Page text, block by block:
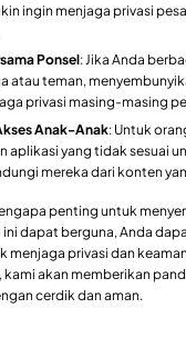
ingin menjaga privasi
Ponsel: Jika Anda
atau teman,
privasi masing-masing
Anak-Anak: Untuk
aplikasi yang tidak sesuai
mereka dari konten
penting untuk
ini dapat berguna, Anda
menjaga privasi dan
kami akan memberikan
cerdik dan aman.